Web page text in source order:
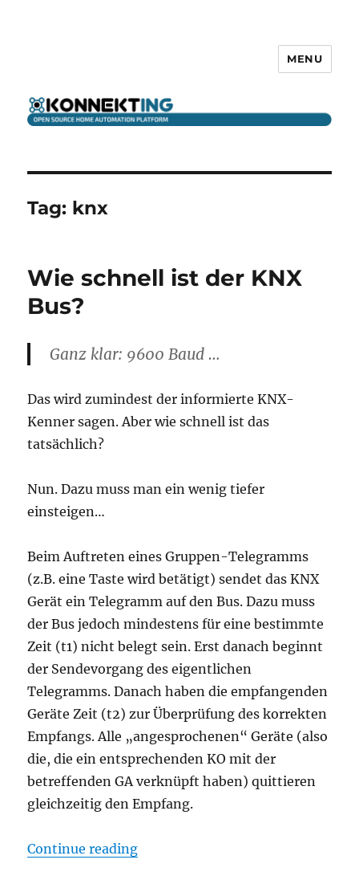
MENU
Tag: knx
Wie schnell ist der KNX
Bus?
Ganz klar: 9600 Baud …
Das wird zumindest der informierte KNX-
Kenner sagen. Aber wie schnell ist das
tatsächlich?
Nun. Dazu muss man ein wenig tiefer
einsteigen…
Beim Auftreten eines Gruppen-Telegramms
(z.B. eine Taste wird betätigt) sendet das KNX
Gerät ein Telegramm auf den Bus. Dazu muss
der Bus jedoch mindestens für eine bestimmte
Zeit (t1) nicht belegt sein. Erst danach beginnt
der Sendevorgang des eigentlichen
Telegramms. Danach haben die empfangenden
Geräte Zeit (t2) zur Überprüfung des korrekten
Empfangs. Alle „angesprochenen“ Geräte (also
die, die ein entsprechenden KO mit der
betreffenden GA verknüpft haben) quittieren
gleichzeitig den Empfang.
Continue reading“Wie schnell ist der KNX Bus?”